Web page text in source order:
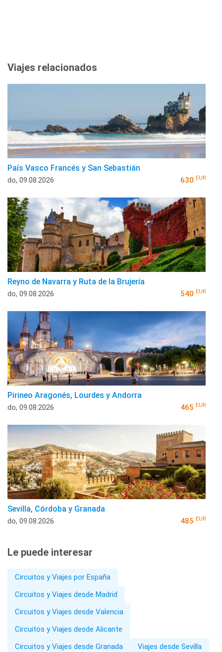
Viajes relacionados
País Vasco Francés y San Sebastián
do, 09.08.2026 630 EUR
Reyno de Navarra y Ruta de la Brujería
do, 09.08.2026 540 EUR
Pirineo Aragonés, Lourdes y Andorra
do, 09.08.2026 465 EUR
Sevilla, Córdoba y Granada
do, 09.08.2026 485 EUR
Le puede interesar
Circuitos y Viajes por España
Circuitos y Viajes desde Madrid
Circuitos y Viajes desde Valencia
Circuitos y Viajes desde Alicante
Circuitos y Viajes desde Granada
Viajes desde Sevilla